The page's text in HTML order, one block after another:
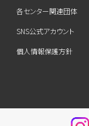
各センター関連団体
SNS公式アカウント
個人情報保護方針